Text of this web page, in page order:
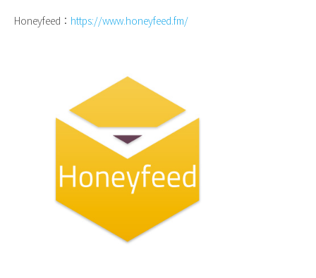
Honeyfeed： https://www.honeyfeed.fm/